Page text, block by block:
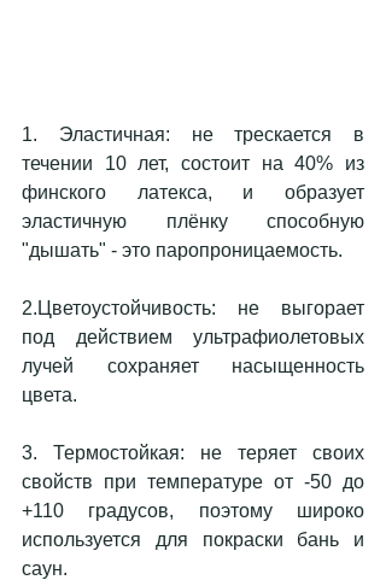
1. Эластичная: не трескается в
течении 10 лет, состоит на 40% из
финского латекса, и образует
эластичную плёнку способную
"дышать" - это паропроницаемость.
2.Цветоустойчивость: не выгорает
под действием ультрафиолетовых
лучей сохраняет насыщенность
цвета.
3. Термостойкая: не теряет своих
свойств при температуре от -50 до
+110 градусов, поэтому широко
используется для покраски бань и
саун.